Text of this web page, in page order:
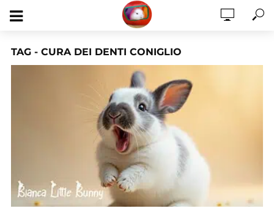
TAG - CURA DEI DENTI CONIGLIO